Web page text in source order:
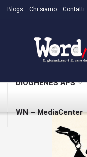
Blogs Chi siamo Contatti
DIOGHENES APS
WN – MediaCenter